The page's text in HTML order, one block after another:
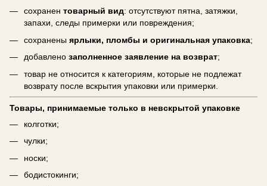
сохранен товарный вид: отсутствуют пятна, затяжки,
запахи, следы примерки или повреждения;
сохранены ярлыки, пломбы и оригинальная упаковка;
добавлено заполненное заявление на возврат;
товар не относится к категориям, которые не подлежат
возврату после вскрытия упаковки или примерки.
Товары, принимаемые только в невскрытой упаковке
колготки;
чулки;
носки;
бодистокинги;